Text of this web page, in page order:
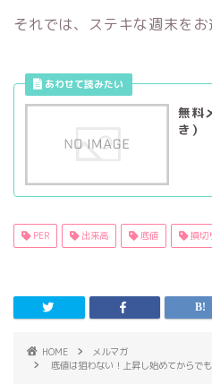
それでは、ステキな週末をお
無料
き）
PER 出来高 底値 損切
HOME
メルマガ
底値は狙わない！上昇し始めてからで